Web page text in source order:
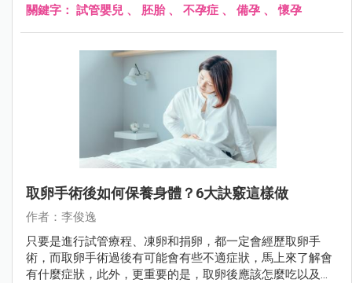
關鍵字： 試管嬰兒 、 胚胎、 不孕症 、 備孕 、懷孕
取卵手術後如何保養身體？6大訣竅這樣做
作者：李俊逸
只要是進行試管療程、凍卵和捐卵，都一定會經歷取卵手
術，而取卵手術過後有可能會有些不適症狀，馬上來了解會
有什麼症狀，此外，更重要的是，取卵後應該怎麼吃以及如